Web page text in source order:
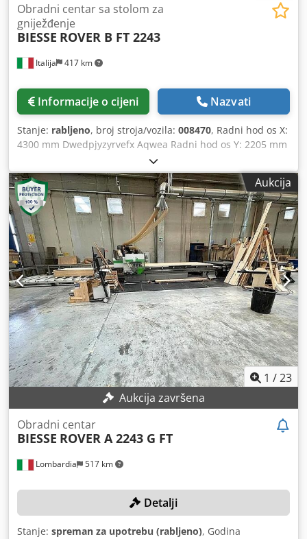
Italija 417 km
Obradni centar sa stolom za
gniježđenje
BIESSE ROVER B FT 2243
Informacije o cijeni Nazvati
Stanje: rabljeno, broj stroja/vozila: 008470, Radni hod os X:
4300 mm Dwedpjyzyrvefx Aqwea Radni hod os Y: 2205 mm
Radna površina: nesting stol Snaga glavnog vretena: 13 kW
Broj upravljanih osi: 5 osi Broj bušaćih vretena: 46 Broj
mjesta za alate: 22
Aukcija
1 /23
Aukcija završena
Lombardia 517 km
Obradni centar
BIESSE ROVER A 2243 G FT
Detalji
Stanje: spreman za upotrebu (rabljeno), Godina